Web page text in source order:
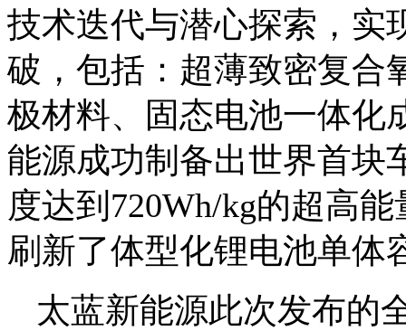
技术迭代与潜心探索，实
破，包括：超薄致密复合
极材料、固态电池一体化
能源成功制备出世界首块
度达到720Wh/kg的超高
刷新了体型化锂电池单体
太蓝新能源此次发布的